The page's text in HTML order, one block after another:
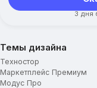
3 дня
Темы дизайна
Техностор
Маркетплейс Премиум
Модус Про